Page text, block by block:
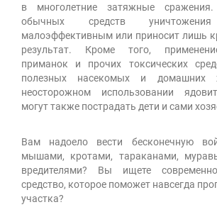
в многолетние затяжные сражения.
обычных средств уничтожения
малоэффективным или приносит лишь
результат. Кроме того,
приманок и прочих токсических
полезных насекомых и домашних
неосторожном использовании
могут также пострадать дети и сами
Вам надоело вести бесконечную
мышами, кротами, тараканами,
вредителями? Вы ищете
средство, которое поможет навсегда
участка?